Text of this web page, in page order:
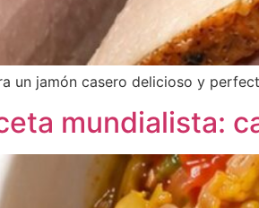
un jamón casero delicioso y
mundialista: